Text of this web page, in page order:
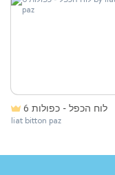
לוח הכפל - כפולות 6
liat bitton paz